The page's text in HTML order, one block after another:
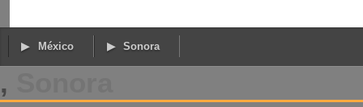
México Sonora
,